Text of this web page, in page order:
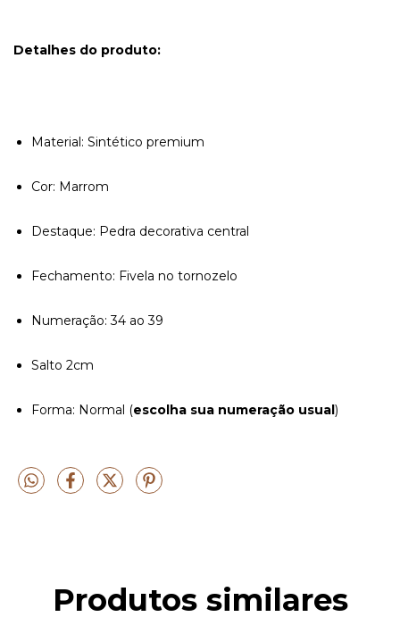
Detalhes do produto:
Material: Sintético premium
Cor: Marrom
Destaque: Pedra decorativa central
Fechamento: Fivela no tornozelo
Numeração: 34 ao 39
Salto 2cm
Forma: Normal (escolha sua numeração usual )
Produtos similares